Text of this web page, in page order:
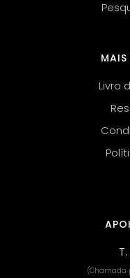
Livro
T.
(Chamada